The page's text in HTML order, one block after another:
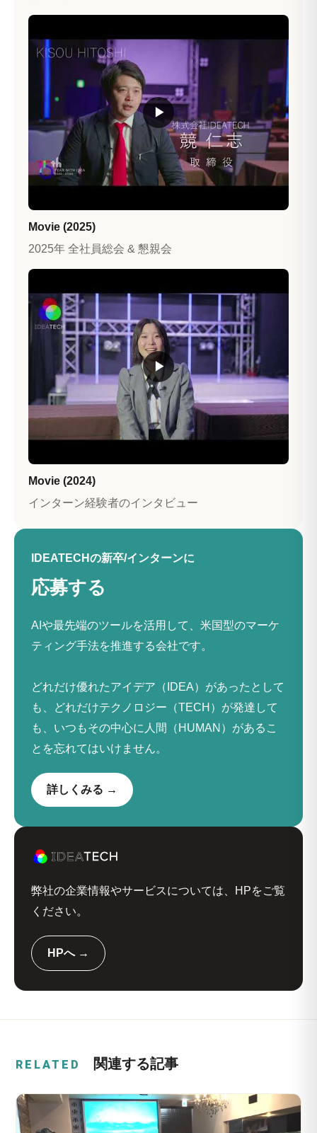
▶
Movie (2025)
2025年 全社員総会 & 懇親会
▶
Movie (2024)
インターン経験者のインタビュー
IDEATECHの新卒/インターンに
応募する
AIや最先端のツールを活用して、米国型のマーケ
ティング手法を推進する会社です。
どれだけ優れたアイデア（IDEA）があったとして
も、どれだけテクノロジー（TECH）が発達して
も、いつもその中心に人間（HUMAN）があるこ
とを忘れてはいけません。
詳しくみる →
弊社の企業情報やサービスについては、HPをご覧
ください。
HPへ →
RELATED 関連する記事